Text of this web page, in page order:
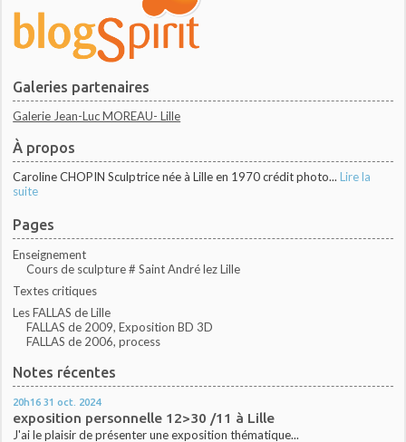
Galeries partenaires
Galerie Jean-Luc MOREAU- Lille
À propos
Caroline CHOPIN Sculptrice née à Lille en 1970 crédit photo... Lire la
suite
Pages
Enseignement
Cours de sculpture # Saint André lez Lille
Textes critiques
Les FALLAS de Lille
FALLAS de 2009, Exposition BD 3D
FALLAS de 2006, process
Notes récentes
20h16 31 oct. 2024
exposition personnelle 12>30 /11 à Lille
J'ai le plaisir de présenter une exposition thématique...